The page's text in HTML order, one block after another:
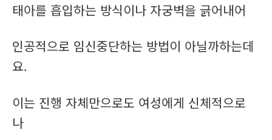
태아를 흡입하는 방식이나 자궁벽을 긁어내어
인공적으로 임신중단하는 방법이 아닐까하는데
요.
이는 진행 자체만으로도 여성에게 신체적으로
나